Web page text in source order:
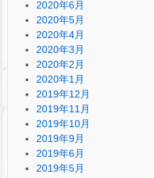
2020年6月
2020年5月
2020年4月
2020年3月
2020年2月
2020年1月
2019年12月
2019年11月
2019年10月
2019年9月
2019年6月
2019年5月